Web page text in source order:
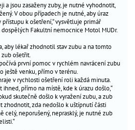
a jsou zasaženy zuby, je nutné vyhodnotit,
V obou případech je nutné, aby úraz
k ošetření,“ vysvětluje primář
Fakultní nemocnice Motol MUDr.
aby lékař zhodnotil stav zubu a na tomto
ošetřit.
první pomoc v rychlém navrácení zubu
ještě venku, přímo v terénu.
v rychlosti ošetření roli každá minuta.
přímo na místě, kde k úrazu došlo,“
skutečně došlo k vyražení zubu, a zub
zhodnotit, zda nedošlo k uštípnutí části
celý, neporušený, neprasklý, je nutné zub